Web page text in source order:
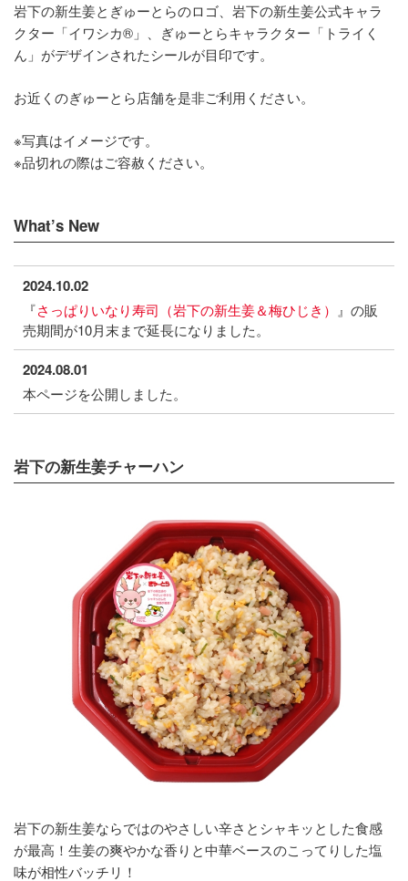
岩下の新生姜とぎゅーとらのロゴ、岩下の新生姜公式キャラ
クター「イワシカ®」、ぎゅーとらキャラクター「トライく
ん」がデザインされたシールが目印です。
お近くのぎゅーとら店舗を是非ご利用ください。
※写真はイメージです。
※品切れの際はご容赦ください。
What’s New
2024.10.02
『さっぱりいなり寿司（岩下の新生姜＆梅ひじき）
』の販
売期間が10月末まで延長になりました。
2024.08.01
本ページを公開しました。
岩下の新生姜チャーハン
岩下の新生姜ならではのやさしい辛さとシャキッとした食感
が最高！生姜の爽やかな香りと中華ベースのこってりした塩
味が相性バッチリ！